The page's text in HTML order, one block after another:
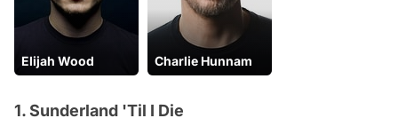
Elijah Wood Charlie Hunnam
1. Sunderland 'Til I Die